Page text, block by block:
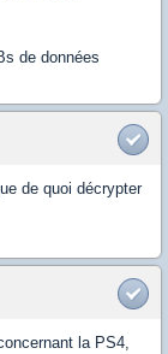
de données
de quoi décrypter
la PS4,